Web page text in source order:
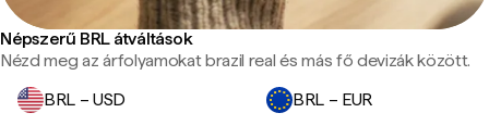
Népszerű BRL átváltások
Nézd meg az árfolyamokat brazil real és más fő devizák között.
BRL – USD
BRL – EUR